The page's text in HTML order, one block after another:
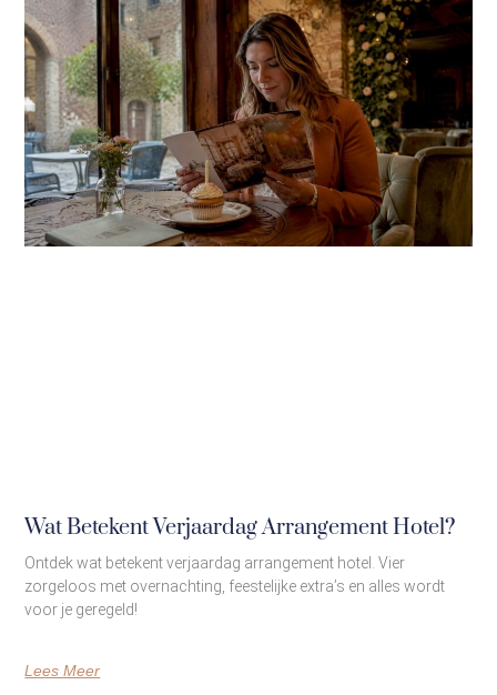
Wat Betekent Verjaardag Arrangement Hotel?
Ontdek wat betekent verjaardag arrangement hotel. Vier
zorgeloos met overnachting, feestelijke extra’s en alles wordt
voor je geregeld!
Lees Meer